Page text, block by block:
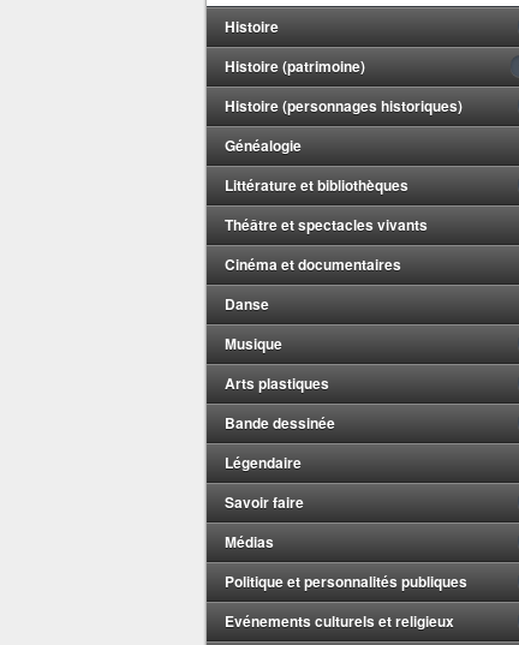
Histoire
Histoire (patrimoine)
Histoire (personnages historiques)
Généalogie
Littérature et bibliothèques
Théâtre et spectacles vivants
Cinéma et documentaires
Danse
Musique
Arts plastiques
Bande dessinée
Légendaire
Savoir faire
Médias
Politique et personnalités publiques
Evénements culturels et religieux